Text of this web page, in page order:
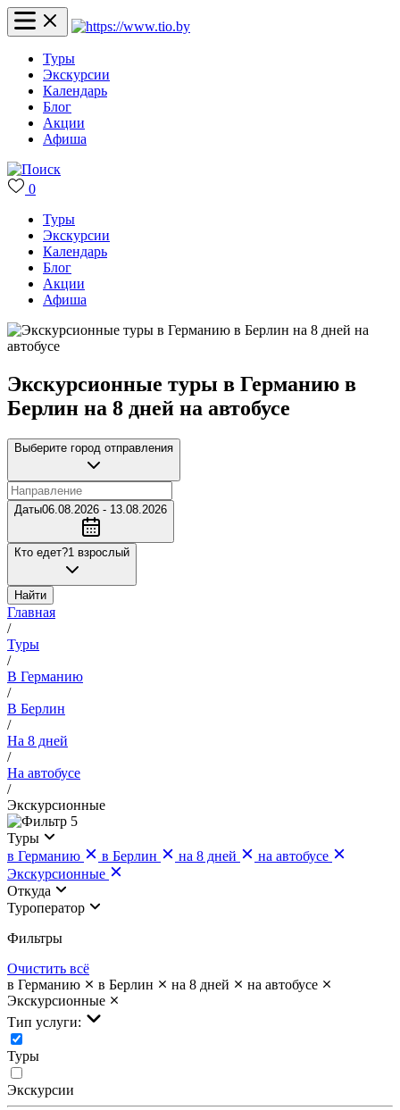
Туры
Экскурсии
Календарь
Блог
Акции
Афиша
0
Туры
Экскурсии
Календарь
Блог
Акции
Афиша
Экскурсионные туры в Германию в
Берлин на 8 дней на автобусе
Выберите город отправления
Даты06.08.2026 - 13.08.2026
Кто едет?1 взрослый
Найти
Главная
/
Туры
/
В Германию
/
В Берлин
/
На 8 дней
/
На автобусе
/
Экскурсионные
5
Туры
в Германию
в Берлин на 8 дней
на автобусе
Экскурсионные
Откуда
Туроператор
Фильтры
Очистить всё
в Германию
в Берлин на 8 дней
на автобусе
Экскурсионные
Тип услуги:
Туры
Экскурсии